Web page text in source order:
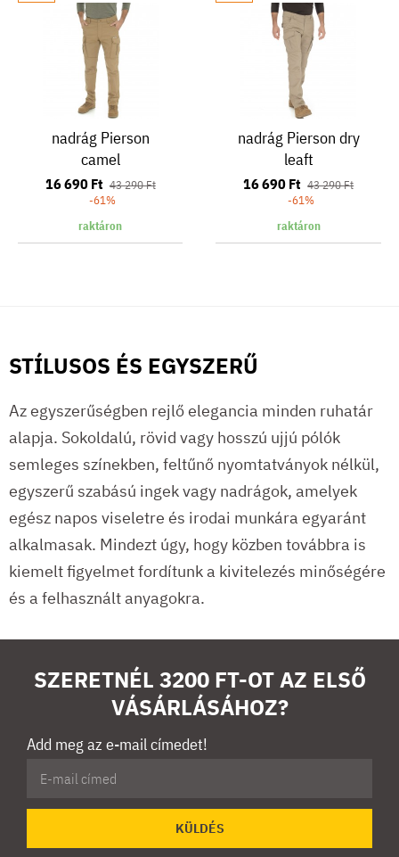
nadrág Pierson
camel
16 690 Ft 43 290 Ft
-61%
raktáron
nadrág Pierson dry
leaft
16 690 Ft 43 290 Ft
-61%
raktáron
STÍLUSOS ÉS EGYSZERŰ
Az egyszerűségben rejlő elegancia minden ruhatár
alapja. Sokoldalú, rövid vagy hosszú ujjú pólók
semleges színekben, feltűnő nyomtatványok nélkül,
egyszerű szabású ingek vagy nadrágok, amelyek
egész napos viseletre és irodai munkára egyaránt
alkalmasak. Mindezt úgy, hogy közben továbbra is
kiemelt figyelmet fordítunk a kivitelezés minőségére
és a felhasznált anyagokra.
SZERETNÉL 3200 FT-OT AZ ELSŐ
VÁSÁRLÁSÁHOZ?
Add meg az e-mail címedet!
KÜLDÉS